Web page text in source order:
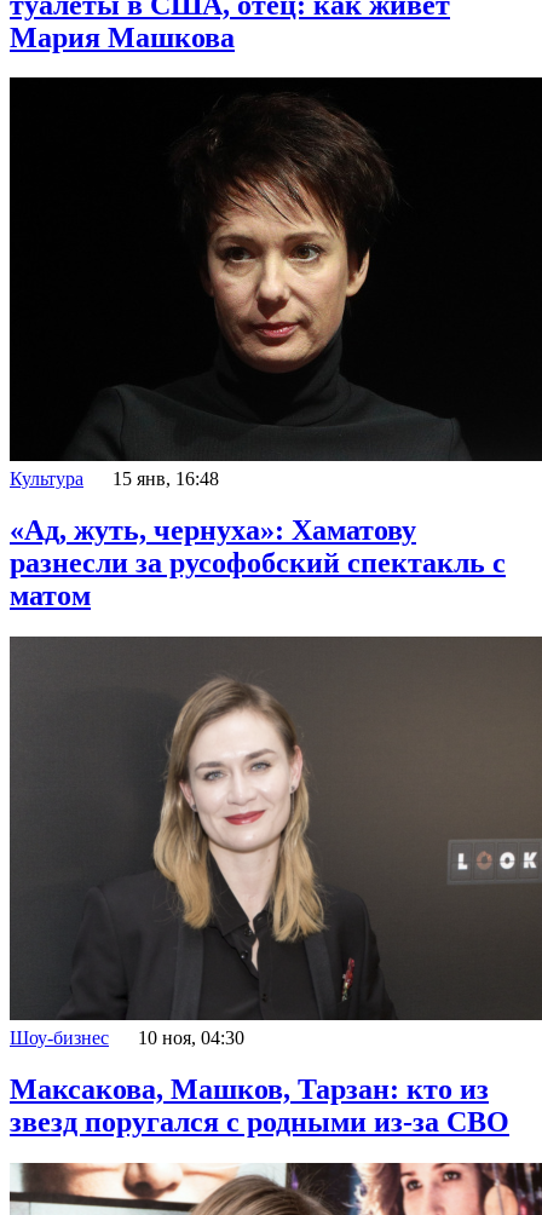
Мария Машкова
Культура 15 янв, 16:48
«Ад, жуть, чернуха»: Хаматову
разнесли за русофобский спектакль с
матом
Шоу-бизнес 10 ноя, 04:30
Максакова, Машков, Тарзан: кто из
звезд поругался с родными из-за СВО